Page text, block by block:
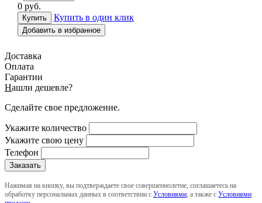
0 руб.
Купить в один клик
Добавить в избранное
Доставка
Оплата
Гарантии
Нашли дешевле?
Сделайте свое предложение.
Укажите количество
Укажите свою цену
Телефон
Нажимая на кнопку, вы подтверждаете свое совершеннолетие, соглашаетесь на
обработку персональных данных в соответствии с Условиями , а также с Условиями